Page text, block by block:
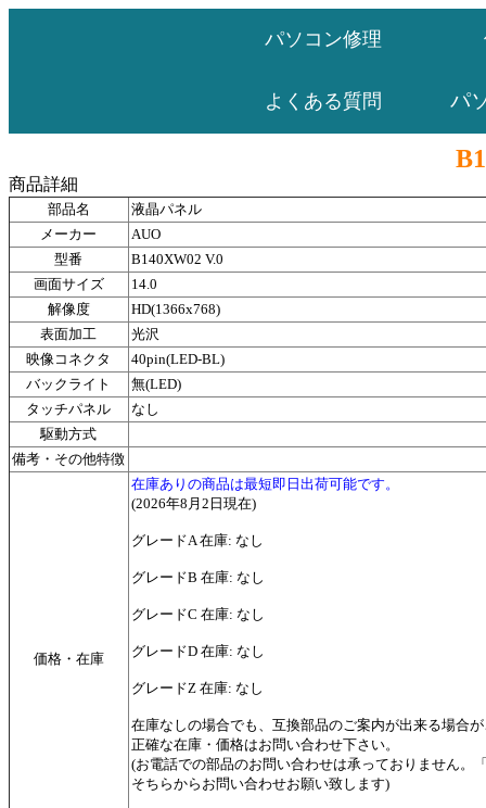
パソコン修理
よくある質問 パ
商品詳細
部品名
液晶パネル
メーカー
AUO
型番
B140XW02 V.0
画面サイズ
14.0
解像度
HD(1366x768)
表面加工
光沢
映像コネクタ
40pin(LED-BL)
バックライト
無(LED)
タッチパネル
なし
駆動方式
備考・その他特徴
価格・在庫
在庫ありの商品は最短即日出荷可能です。
(2026年8月2日現在)
グレードA 在庫: なし
グレードB 在庫: なし
グレードC 在庫: なし
グレードD 在庫: なし
グレードZ 在庫: なし
在庫なしの場合でも、互換部品のご案内が出来る場合
正確な在庫・価格はお問い合わせ下さい。
(お電話での部品のお問い合わせは承っておりません。
そちらからお問い合わせお願い致します)